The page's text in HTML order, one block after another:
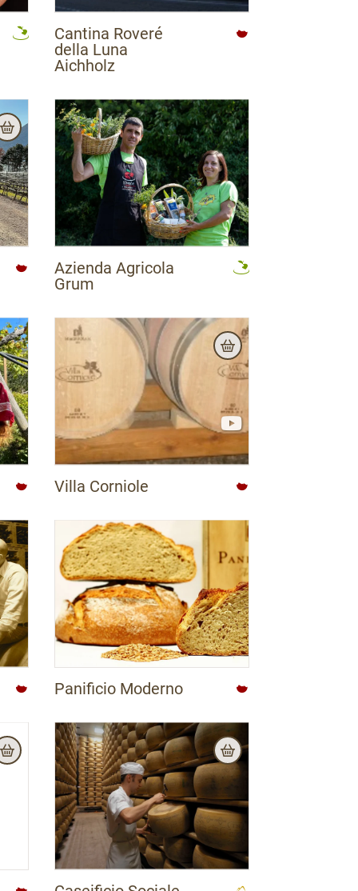
Vervo' - Predaia
Vezzano
Vigo di Fassa (Sèn Jan di Fassa)
Volano
Cantina Roveré
della Luna
Aichholz
Azienda Agricola
Grum
Villa Corniole
Panificio Moderno